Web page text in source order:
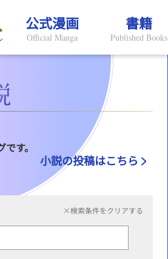
公式漫画
Official Manga
書籍
Published Books
す。
小説の投稿はこちら
×検索条件をクリアする